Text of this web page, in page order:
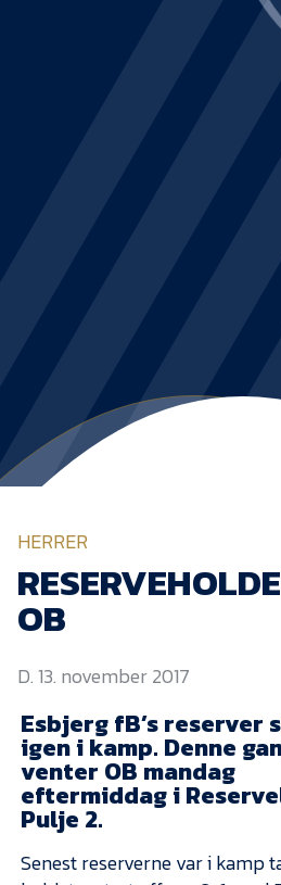
BLUE
EfB Akademi
Sydvestjysk
Samarbejde
Partnere
HERRER
OB
D. 13. november 2017
Esbjerg fB’s reserver
igen i kamp. Denne
venter OB mandag
eftermiddag i
Pulje 2.
Senest reserverne var i kamp